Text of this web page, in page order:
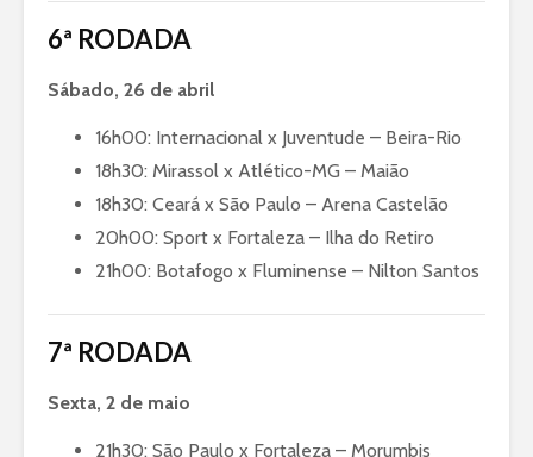
6ª RODADA
Sábado, 26 de abril
16h00: Internacional x Juventude – Beira-Rio
18h30: Mirassol x Atlético-MG – Maião
18h30: Ceará x São Paulo – Arena Castelão
20h00: Sport x Fortaleza – Ilha do Retiro
21h00: Botafogo x Fluminense – Nilton Santos
7ª RODADA
Sexta, 2 de maio
21h30: São Paulo x Fortaleza – Morumbis